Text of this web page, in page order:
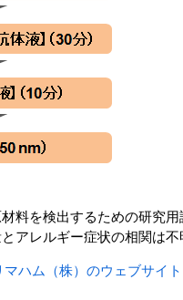
料を検出するための研究
アレルギー症状の相関は不
ハム（株）のウェブサイト